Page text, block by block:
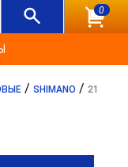
0
/ SHIMANO / 21